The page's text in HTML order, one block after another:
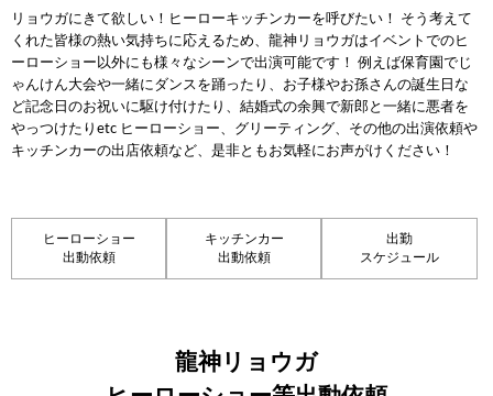
リョウガにきて欲しい！ヒーローキッチンカーを呼びたい！ そう考えて
くれた皆様の熱い気持ちに応えるため、龍神リョウガはイベントでのヒ
ーローショー以外にも様々なシーンで出演可能です！ 例えば保育園でじ
ゃんけん大会や一緒にダンスを踊ったり、お子様やお孫さんの誕生日な
ど記念日のお祝いに駆け付けたり、結婚式の余興で新郎と一緒に悪者を
やっつけたりetc ヒーローショー、グリーティング、その他の出演依頼や
キッチンカーの出店依頼など、是非ともお気軽にお声がけください！
ヒーローショー
出動依頼
キッチンカー
出動依頼
出勤
スケジュール
龍神リョウガ